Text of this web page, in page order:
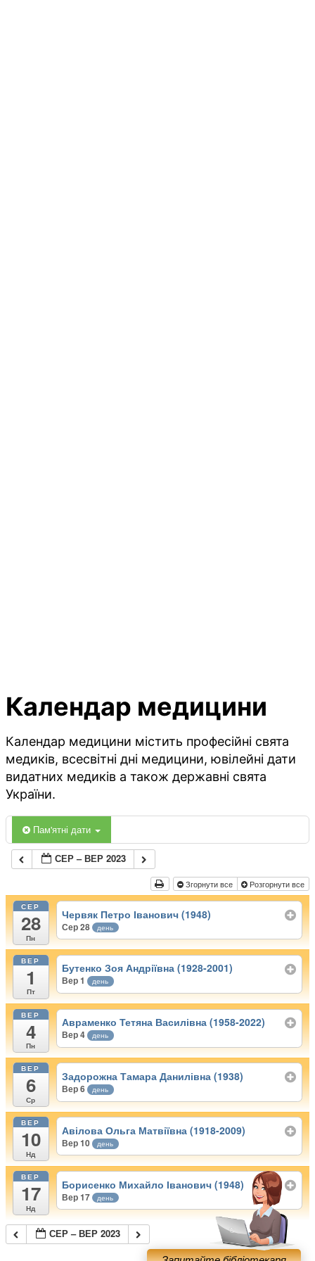
Календар медицини
Календар медицини містить професійні свята
медиків, всесвітні дні медицини, ювілейні дати
видатних медиків а також державні свята
України.
Пам'ятні дати
СЕР – ВЕР 2023
Згорнути все Розгорнути все
СЕР
28
Пн
Червяк Петро Іванович (1948)
Сер 28 день
ВЕР
1
Пт
Бутенко Зоя Андріївна (1928-2001)
Вер 1 день
ВЕР
4
Пн
Авраменко Тетяна Василівна (1958-2022)
Вер 4 день
ВЕР
6
Ср
Задорожна Тамара Данилівна (1938)
Вер 6 день
ВЕР
10
Нд
Авілова Ольга Матвіївна (1918-2009)
Вер 10 день
ВЕР
17
Нд
Борисенко Михайло Іванович (1948)
Вер 17 день
СЕР – ВЕР 2023